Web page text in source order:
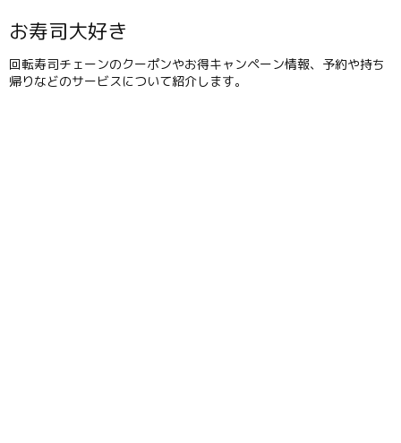
お寿司大好き
回転寿司チェーンのクーポンやお得キャンペーン情報、予約や持ち
帰りなどのサービスについて紹介します。